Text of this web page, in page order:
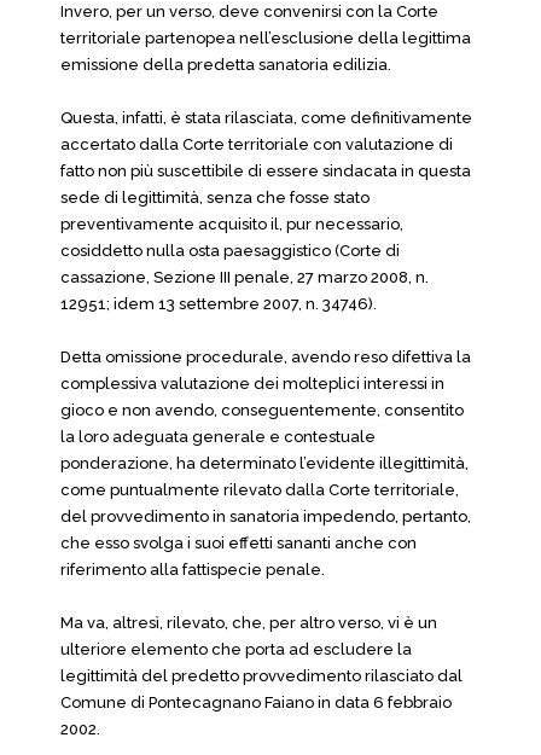
Invero, per un verso, deve convenirsi con la Corte
territoriale partenopea nell’esclusione della legittima
emissione della predetta sanatoria edilizia.
Questa, infatti, è stata rilasciata, come definitivamente
accertato dalla Corte territoriale con valutazione di
fatto non più suscettibile di essere sindacata in questa
sede di legittimità, senza che fosse stato
preventivamente acquisito il, pur necessario,
cosiddetto nulla osta paesaggistico (Corte di
cassazione, Sezione III penale, 27 marzo 2008, n.
12951; idem 13 settembre 2007, n. 34746).
Detta omissione procedurale, avendo reso difettiva la
complessiva valutazione dei molteplici interessi in
gioco e non avendo, conseguentemente, consentito
la loro adeguata generale e contestuale
ponderazione, ha determinato l’evidente illegittimità,
come puntualmente rilevato dalla Corte territoriale,
del provvedimento in sanatoria impedendo, pertanto,
che esso svolga i suoi effetti sananti anche con
riferimento alla fattispecie penale.
Ma va, altresì, rilevato, che, per altro verso, vi è un
ulteriore elemento che porta ad escludere la
legittimità del predetto provvedimento rilasciato dal
Comune di Pontecagnano Faiano in data 6 febbraio
2002.